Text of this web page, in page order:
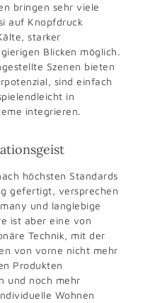
bringen sehr viele
auf Knopfdruck
starker
Blicken möglich.
Szenen bieten
sind einfach
in
integrieren.
höchsten Standards
gefertigt, versprechen
und langlebige
ist aber eine von
Technik, mit der
von vorne nicht mehr
Produkten
und noch mehr
Wohnen